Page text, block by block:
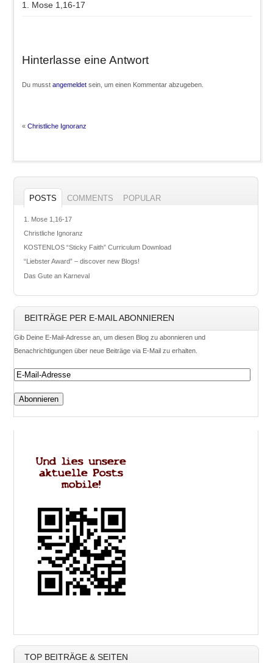
1. Mose 1,16-17
Hinterlasse eine Antwort
Du musst angemeldetsein, um einen Kommentar abzugeben.
« Christliche Ignoranz
POSTS COMMENTS POPULAR
1. Mose 1,16-17
Christliche Ignoranz
KOSTENLOS “Sticky Faith” Curriculum Download
“Liebster Award” – discover new Blogs!
Das Gute an Karneval
BEITRÄGE PER E-MAIL ABONNIEREN
Gib Deine E-Mail-Adresse an, um diesen Blog zu abonnieren und
Benachrichtigungen über neue Beiträge via E-Mail zu erhalten.
TOP BEITRÄGE & SEITEN